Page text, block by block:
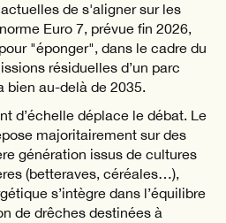
de s'aligner sur les
Euro 7, prévue fin 2026,
"éponger", dans le cadre du
résiduelles d’un parc
bien au-delà de 2035.
d’échelle déplace le débat. Le
majoritairement sur des
génération issus de cultures
(betteraves, céréales…),
s’intègre dans l’équilibre
de drêches destinées à